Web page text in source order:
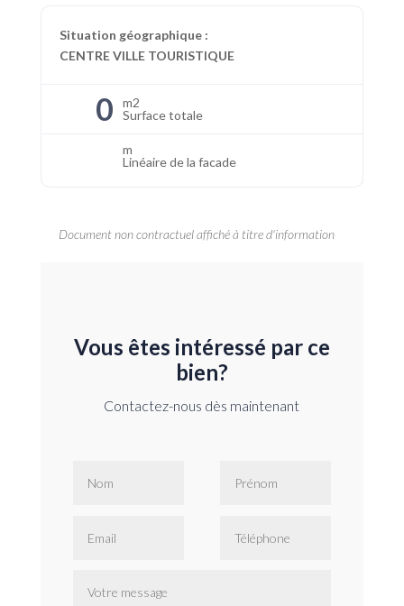
Situation géographique :
CENTRE VILLE TOURISTIQUE
0
m2
Surface totale
m
Linéaire de la facade
Document non contractuel affiché à titre d'information
Vous êtes intéressé par ce
bien?
Contactez-nous dès maintenant